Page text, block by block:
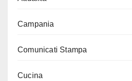
Campania
Comunicati Stampa
Cucina